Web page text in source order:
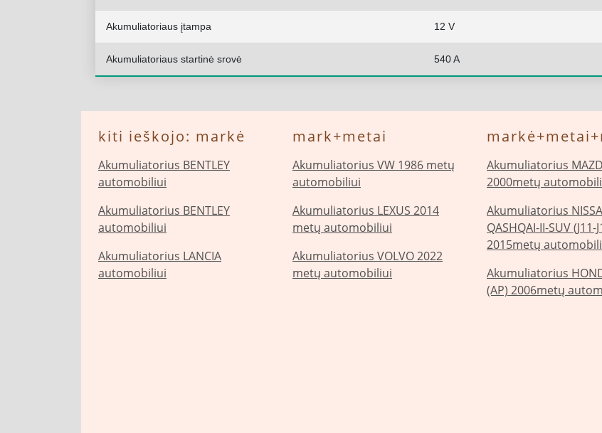
Akumuliatoriaus įtampa 12 V
Akumuliatoriaus startinė srovė 540 A
kiti ieškojo: markė
Akumuliatorius BENTLEY
automobiliui
Akumuliatorius BENTLEY
automobiliui
Akumuliatorius LANCIA
automobiliui
mark+metai
Akumuliatorius VW 1986 metų
automobiliui
Akumuliatorius LEXUS 2014
metų automobiliui
Akumuliatorius VOLVO 2022
metų automobiliui
Akumuliatorius
2000metų
Akumuliatorius
QASHQAI-II-SUV (J11-
2015metų
Akumuliatorius
(AP) 2006metų